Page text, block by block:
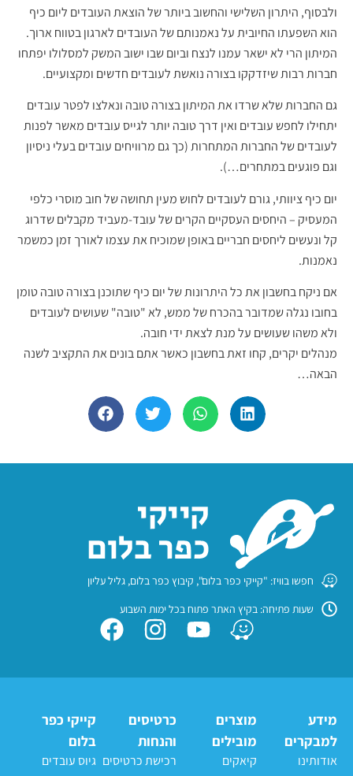
ולבסוף, היתרון השלישי והחשוב ביותר של הוצאת העובדים ליום כיף
הוא השפעתו החיובית על נאמנותם של העובדים לארגון בטווח ארוך.
המיתון הרי לא ישאר עמנו לנצח וביום שבו ישוב המשק למסלולו יפתחו
חברות רבות שיזדקקו בצורה נואשת לעובדים חדשים ומקצועיים.
גם החברות שלא שרדו את המיתון בצורה טובה ונאלצו לפטר עובדים
יתחילו לחפש עובדים ואין דרך טובה יותר לגייס עובדים מאשר לפנות
לעובדים של החברות המתחרות (כך גם מרוויחים עובדים בעלי ניסיון
וגם פוגעים במתחרים…).
יום כיף ציוותי, גורם לעובדים לחוש מעין תחושה של חוב מוסרי כלפי
המעסיק – היחסים העסקיים הקרים של עובד-מעביד מקבלים שדרוג
קל ונעשים ליחסים חבריים באופן שמוכיח את עצמו לאורך זמן כמשמר
נאמנות.
אם ניקח בחשבון את כל היתרונות של יום כיף שתוכנן בצורה טובה טומן
בחובו נגלה שמדובר בהכרח של ממש, לא "טובה" שעושים לעובדים
ולא משהו שעושים על מנת לצאת ידי חובה.
מנהלים יקרים, קחו זאת בחשבון כאשר אתם בונים את התקציב לשנה
הבאה…
מידע
למבקרים
אודותינו
מוצרים
מובילים
קיאקים
כרטיסים
והנחות
רכישת כרטיסים
קייקי כפר
בלום
גיוס עובדים
חפשו בוויז: "קייקי כפר בלום", קיבוץ כפר בלום, גליל עליון
שעות פתיחה: בקיץ האתר פתוח בכל ימות השבוע